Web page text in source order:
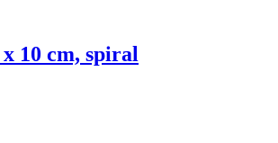
10 cm, spiral